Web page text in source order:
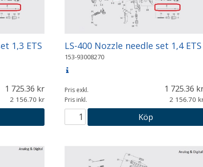
1,3 ETS
1 725.36
2 156.70
LS-400 Nozzle needle set 1,4 ETS
153-93008270
Pris exkl. 1 725.36
Pris inkl. 2 156.70
Köp